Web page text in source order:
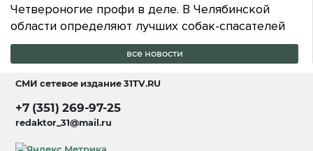
Четвероногие профи в деле. В Челябинской
области определяют лучших собак-спасателей
все новости
СМИ сетевое издание31TV.RU
+7 (351) 269-97-25
redaktor_31@mail.ru